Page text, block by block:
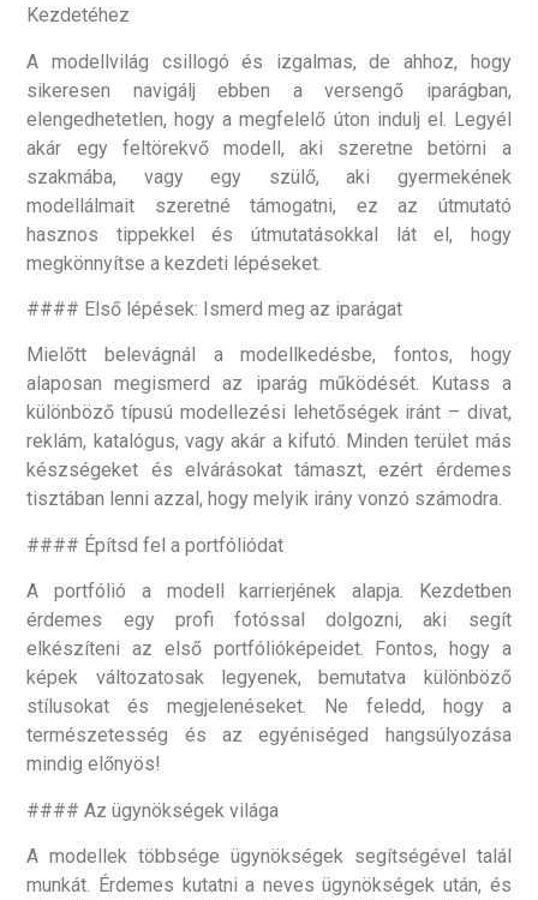
Kezdetéhez
A modellvilág csillogó és izgalmas, de ahhoz, hogy
sikeresen navigálj ebben a versengő iparágban,
elengedhetetlen, hogy a megfelelő úton indulj el. Legyél
akár egy feltörekvő modell, aki szeretne betörni a
szakmába, vagy egy szülő, aki gyermekének
modellálmait szeretné támogatni, ez az útmutató
hasznos tippekkel és útmutatásokkal lát el, hogy
megkönnyítse a kezdeti lépéseket.
#### Első lépések: Ismerd meg az iparágat
Mielőtt belevágnál a modellkedésbe, fontos, hogy
alaposan megismerd az iparág működését. Kutass a
különböző típusú modellezési lehetőségek iránt – divat,
reklám, katalógus, vagy akár a kifutó. Minden terület más
készségeket és elvárásokat támaszt, ezért érdemes
tisztában lenni azzal, hogy melyik irány vonzó számodra.
#### Építsd fel a portfóliódat
A portfólió a modell karrierjének alapja. Kezdetben
érdemes egy profi fotóssal dolgozni, aki segít
elkészíteni az első portfólióképeidet. Fontos, hogy a
képek változatosak legyenek, bemutatva különböző
stílusokat és megjelenéseket. Ne feledd, hogy a
természetesség és az egyéniséged hangsúlyozása
mindig előnyös!
#### Az ügynökségek világa
A modellek többsége ügynökségek segítségével talál
munkát. Érdemes kutatni a neves ügynökségek után, és